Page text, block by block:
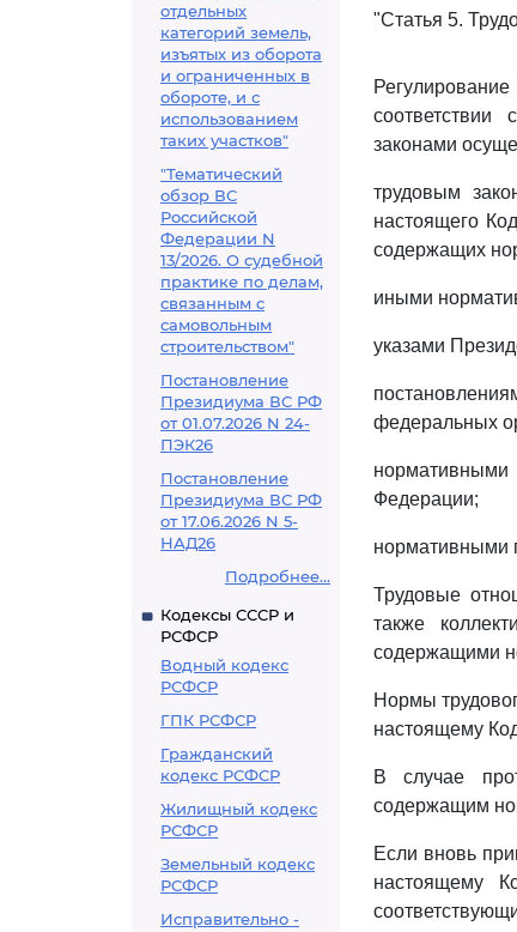
отдельных
категорий земель,
изъятых из оборота
и ограниченных в
обороте, и с
использованием
таких участков"
"Тематический
обзор ВС
Российской
Федерации N
13/2026. О судебной
практике по делам,
связанным с
самовольным
строительством"
Постановление
Президиума ВС РФ
от 01.07.2026 N 24-
ПЭК26
Постановление
Президиума ВС РФ
от 17.06.2026 N 5-
НАД26
Подробнее...
Кодексы СССР и
РСФСР
Водный кодекс
РСФСР
ГПК РСФСР
Гражданский
кодекс РСФСР
Жилищный кодекс
РСФСР
Земельный кодекс
РСФСР
Исправительно -
"Статья 5.
соответствии
законами
трудовым
настоящего
содержащих
иными
указами
федеральных
нормативными
Федерации;
нормативными
Трудовые
также
содержащими
Нормы
настоящему
В случае
содержащим
Если вновь
настоящему